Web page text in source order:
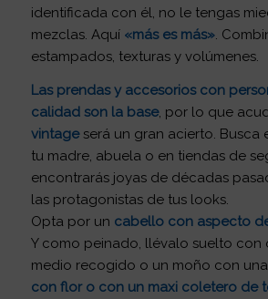
identificada con él, no le tengas
mezclas. Aquí «más es más».
estampados, texturas y volúmenes.
Las prendas y accesorios con
calidad son la base, por lo que
vintageserá un gran acierto. Busca
tu madre, abuela o en tiendas de
encontrarás joyas de décadas
las protagonistas de tus looks.
Opta por un cabello con aspecto
Y como peinado, llévalo suelto con
medio recogido o un moño con una
con flor o con un maxi coletero de